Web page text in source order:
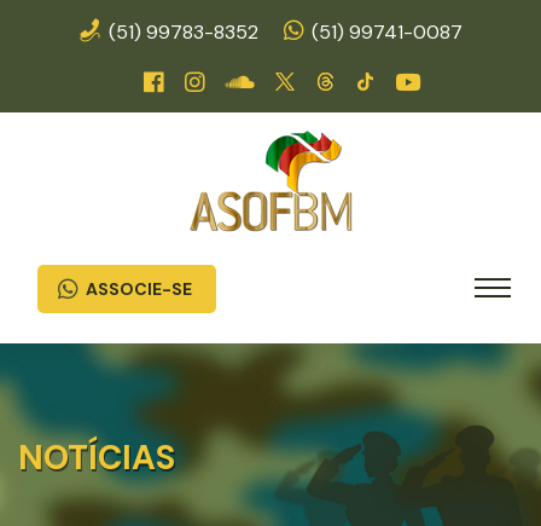
(51) 99783-8352 (51) 99741-0087
ASSOCIE-SE
NOTÍCIAS